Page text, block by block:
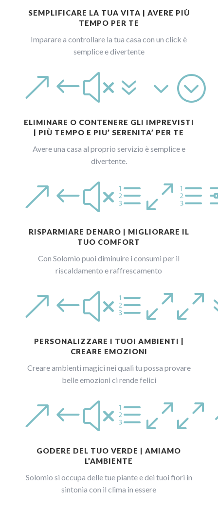
SEMPLIFICARE LA TUA VITA | AVERE PIÙ
TEMPO PER TE
Imparare a controllare la tua casa con un click è
semplice e divertente
&#x73;
ELIMINARE O CONTENERE GLI IMPREVISTI
| PIÙ TEMPO E PIU’ SERENITA’ PER TE
Avere una casa al proprio servizio è semplice e
divertente.
RISPARMIARE DENARO | MIGLIORARE IL
TUO COMFORT
Con Solomio puoi diminuire i consumi per il
riscaldamento e raffrescamento
PERSONALIZZARE I TUOI AMBIENTI |
CREARE EMOZIONI
Creare ambienti magici nei quali tu possa provare
belle emozioni ci rende felici
GODERE DEL TUO VERDE | AMIAMO
L’AMBIENTE
Solomio si occupa delle tue piante e dei tuoi fiori in
sintonia con il clima in essere